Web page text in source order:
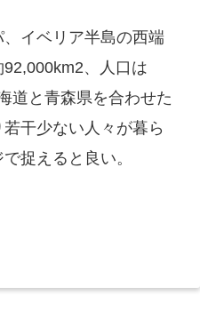
イベリア半島の西端
、人口は
道と青森県を合わせた
干少ない人々が暮ら
捉えると良い。